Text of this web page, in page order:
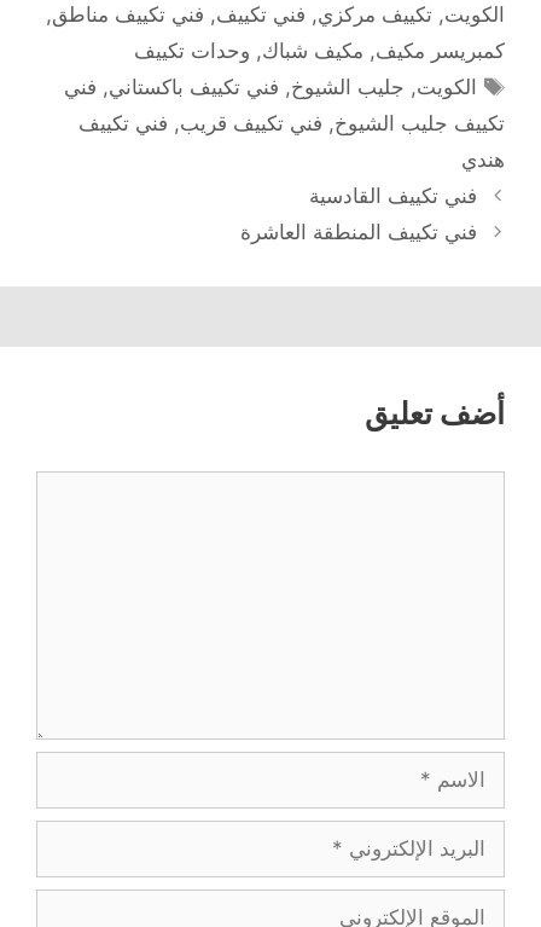
الكويت, تكييف مركزي, فني تكييف, فني تكييف مناطق,
كمبريسر مكيف, مكيف شباك, وحدات تكييف
الوسوم
الكويت, جليب الشيوخ, فني تكييف باكستاني, فني
تكييف جليب الشيوخ, فني تكييف قريب, فني تكييف
هندي
فني تكييف القادسية
فني تكييف المنطقة العاشرة
أضف تعليق
الإلكتروني